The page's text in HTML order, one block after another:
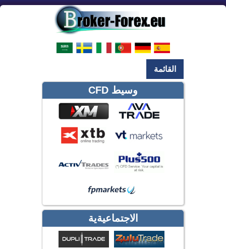
القائمة
وسيط CFD
الاجتماعيةية